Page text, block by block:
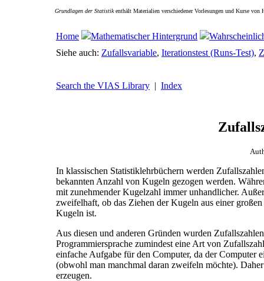
Grundlagen der Statistikenthält Materialien verschiedener Vorlesungen und Kurse
Home Mathematischer Hintergrund
Siehe auch: Zufallsvariable, Iterationstest (Runs-Test),
Search the VIAS Library | Index
In klassischen Statistiklehrbüchern werden
bekannten Anzahl von Kugeln gezogen werden.
mit zunehmender Kugelzahl immer unhandlicher.
zweifelhaft, ob das Ziehen der Kugeln aus einer
Kugeln ist.
Aus diesen und anderen Gründen wurden
Programmiersprache zumindest eine Art von
einfache Aufgabe für den Computer, da der Computer
(obwohl man manchmal daran zweifeln möchte).
erzeugen.